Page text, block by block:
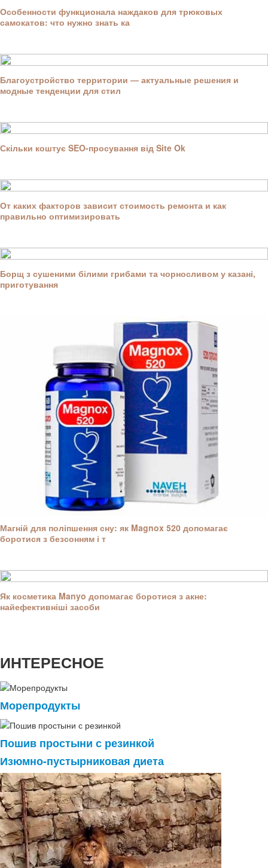
Особенности функционала наждаков для трюковых
самокатов: что нужно знать ка
Благоустройство территории — актуальные решения и
модные тенденции для стил
Скільки коштує SEO-просування від Site Ok
От каких факторов зависит стоимость ремонта и как
правильно оптимизировать
Борщ з сушеними білими грибами та чорносливом у казані,
приготування
Магній для поліпшення сну: як Magnox 520 допомагає
боротися з безсонням і т
Як косметика Manyo допомагає боротися з акне:
найефективніші засоби
ИНТЕРЕСНОЕ
Морепродукты
Пошив простыни с резинкой
Изюмно-пустырниковая диета